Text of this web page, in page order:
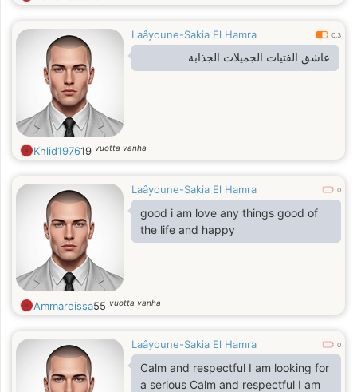
Laâyoune-Sakia El Hamra 0.3
عاشق الفتيات الجميلات الجذابة
Khlid197619 vuotta vanha
Laâyoune-Sakia El Hamra 0
good i am love any things good of
the life and happy
Ammareissa55 vuotta vanha
Laâyoune-Sakia El Hamra 0
Calm and respectful I am looking for
a serious Calm and respectful I am